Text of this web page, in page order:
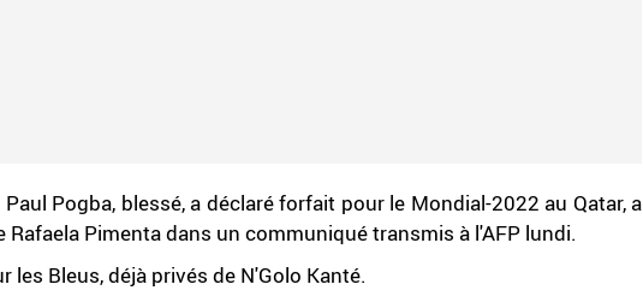
Pogba, blessé, a déclaré forfait pour le Mondial-2022 au Qatar, a
Pimenta dans un communiqué transmis à l'AFP lundi.
les Bleus, déjà privés de N'Golo Kanté.